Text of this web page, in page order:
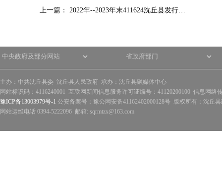
上一篇： 2022年--2023年末411624沈丘县发行…
主办：中共沈丘县委 沈丘县人民政府 承办：沈丘县融媒体中心
网站标识码：4116240001 互联网新闻信息服务许可证编号：41120200100 信息网络
豫ICP备13003979号-1 公安备案号：豫公网安备41162402000128号 版权所有：沈丘
网站运维电话 0394-5222096 邮箱: sqrmtzx@163.com